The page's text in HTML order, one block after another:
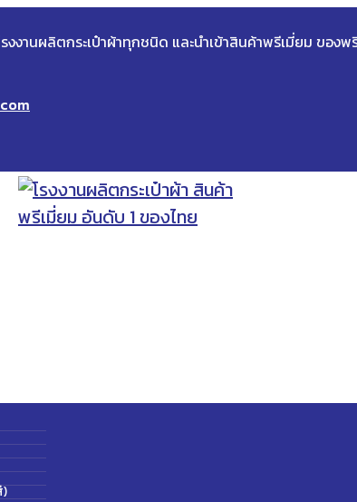
งงานผลิตกระเป๋าผ้าทุกชนิด และนำเข้าสินค้าพรีเมี่ยม ของ
)